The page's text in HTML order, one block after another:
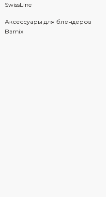
SwissLine
Аксессуары для блендеров
Bamix